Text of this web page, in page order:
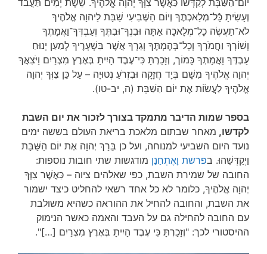
וְעָשִׂיתָ כָּֿל־מְלַאכְתֶּךָ וְיוֹם הַשְּׁבִיעִי שַׁבָּת לַיהוָה אֱלֹהֶיךָ
לֹא־תַעֲשֶׂה כָלֲ־מְלָאכָה אַתָּה וּבִנְךָ־וּבִתֶּךָ וְעַבְדְּךָ־וַאֲמָתֶךָ
וְשׁוֹרְךָ וַחֲמֹרְךָ וְכָל־בְּהֶמְתֶּךָ וְגֵרְךָ אֲשֶׁר בִּשְׁעָרֶיךָ לְמַעַן יָנוּחַ
עַבְדְּךָ וַאֲמָתְךָ כָּמוֹך, וְזָכַרְתָּ כִּי־עֶבֶד הָיִיתָ בְּאֶרֶץ מִצְרַיִם וַיֹּצִאֲךָ
יְהוָה אֱלֹהֶיךָ מִשָּׁם בְּיָד חֲזָקָה וּבִזְרֹעַ נְטוּיָה – עַל כֵּן צִוְּךָ יְהוָה
אֱלֹהֶיךָ לַעֲשׂוֹת אֶת יוֹם הַשַּׁבָּת (ה, יב-טו).
בספר שמות הדיבר מתמקד בצורך לזכור את יום השבת
לקדשו, מאחר שבתום מלאכת בריאת העולם בששה ימים
נועד היום השביעי למנוחה, ועל כן בֵּרַךְ יְהוָה אֶת יוֹם הַשַּׁבָּת
וַיְקַדְּשֵׁהוּ. בפרשת וָאֶתְחַנַן מודגשות שתי חובות נוספות:
החובה של שמירת השבת, כפי שאלהים ציוה – כַּאֲשֶׁר צִוְּךָ
יְהוָה אֱלֹהֶיךָ, כלומר לא כל אחד רשאי להחליט כיצד ישמור
את השבת, והחובה להחיל את ההוראה כשהיא משולבת
עם החובה להחילה גם על העבד והאמה כאשר הנימוק
ההיסטורי לכך: "וְזָכַרְתָּ כִּי עֶבֶד הָיִיתָ בְּאֶרֶץ מִצְרַיִם […]".